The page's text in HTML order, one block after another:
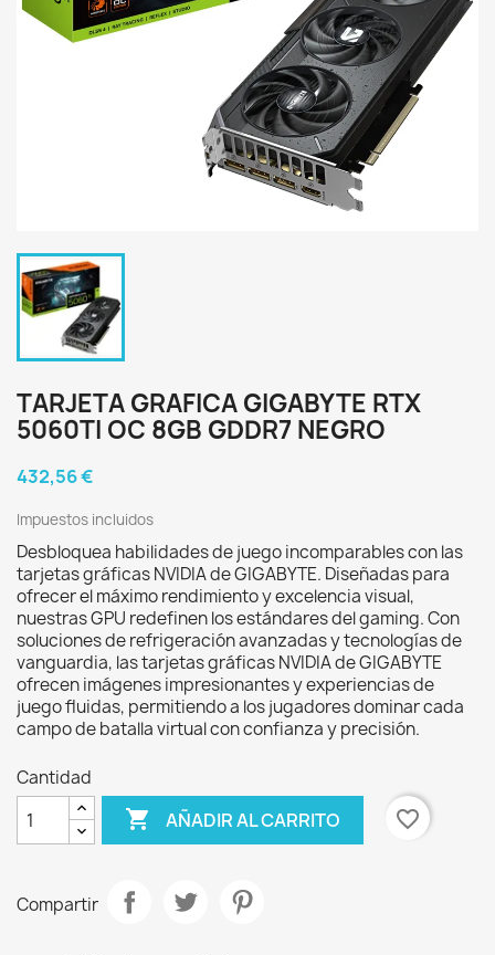
TARJETA GRAFICA GIGABYTE RTX
5060TI OC 8GB GDDR7 NEGRO
432,56 €
Impuestos incluidos
Desbloquea habilidades de juego incomparables con las
tarjetas gráficas NVIDIA de GIGABYTE. Diseñadas para
ofrecer el máximo rendimiento y excelencia visual,
nuestras GPU redefinen los estándares del gaming. Con
soluciones de refrigeración avanzadas y tecnologías de
vanguardia, las tarjetas gráficas NVIDIA de GIGABYTE
ofrecen imágenes impresionantes y experiencias de
juego fluidas, permitiendo a los jugadores dominar cada
campo de batalla virtual con confianza y precisión.
Cantidad
 AÑADIR AL CARRITO favorite_border
Compartir